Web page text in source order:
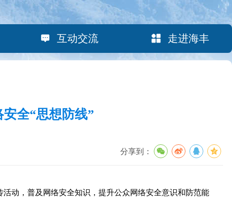
互动交流 走进海丰
全“思想防线”
分享到：
动，普及网络安全知识，提升公众网络安全意识和防范能